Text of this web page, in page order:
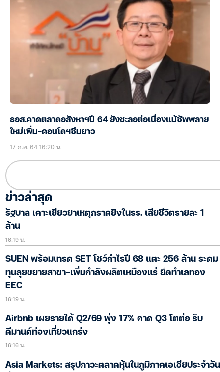
ธอส.คาดตลาดอสังหาฯปี 64 ยังชะลอต่อเนื่องแม้ซัพพลาย
ใหม่เพิ่ม-คอนโดฯซึมยาว
17 ก.พ. 64 16:20 น.
ข่าวล่าสุด
รัฐบาล เคาะเยียวยาเหตุกราดยิงในรร. เสียชีวิตรายละ 1
ล้าน
16:19 น.
SUEN พร้อมเทรด SET โชว์กำไรปี 68 แตะ 256 ล้าน ระดม
ทุนลุยขยายสาขา-เพิ่มกำลังผลิตเหมืองแร่ ยึดทำเลทอง
EEC
16:19 น.
Airbnb เผยรายได้ Q2/69 พุ่ง 17% คาด Q3 โตต่อ รับ
ดีมานด์ท่องเที่ยวแกร่ง
16:16 น.
Asia Markets: สรุปภาวะตลาดหุ้นในภูมิภาคเอเชียประจำวัน